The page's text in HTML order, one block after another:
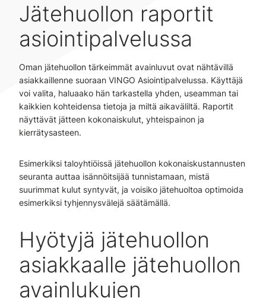
Jätehuollon raportit
asiointipalvelussa
Oman jätehuollon tärkeimmät avainluvut ovat nähtävillä
asiakkaillenne suoraan VINGO Asiointipalvelussa. Käyttäjä
voi valita, haluaako hän tarkastella yhden, useamman tai
kaikkien kohteidensa tietoja ja miltä aikaväliltä. Raportit
näyttävät jätteen kokonaiskulut, yhteispainon ja
kierrätysasteen.
Esimerkiksi taloyhtiöissä jätehuollon kokonaiskustannusten
seuranta auttaa isännöitsijää tunnistamaan, mistä
suurimmat kulut syntyvät, ja voisiko jätehuoltoa optimoida
esimerkiksi tyhjennysvälejä säätämällä.
Hyötyjä jätehuollon
asiakkaalle jätehuollon
avainlukujen